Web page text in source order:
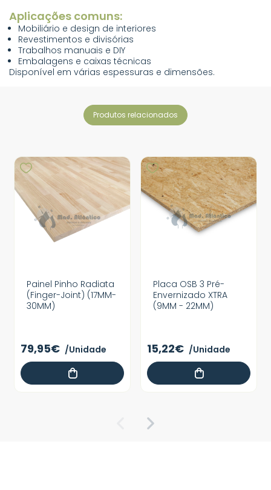
Aplicações comuns:
Mobiliário e design de interiores
Revestimentos e divisórias
Trabalhos manuais e DIY
Embalagens e caixas técnicas
Disponível em várias espessuras e dimensões.
produtos relacionados
Painel Pinho Radiata
(Finger-Joint) (17MM-
30MM)
79,95€ /Unidade
Placa OSB 3 Pré-
Envernizado XTRA
(9MM - 22MM)
15,22€ /Unidade